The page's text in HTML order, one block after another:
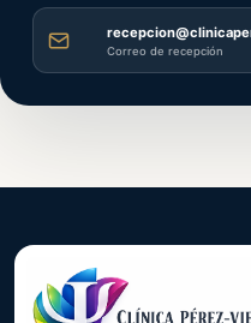
Correo de recepción